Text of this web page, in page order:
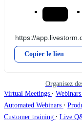
Copier le lien
Organisez
Virtual Meetings ∙ Webinars
Automated Webinars ∙
Customer training ∙ Live